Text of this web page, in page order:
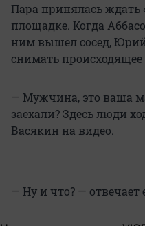
Пара принялась ждать
площадке. Когда
ним вышел сосед,
снимать происходящее
— Мужчина, это ваша
заехали? Здесь люди
Васякин на видео.
— Ну и что? —